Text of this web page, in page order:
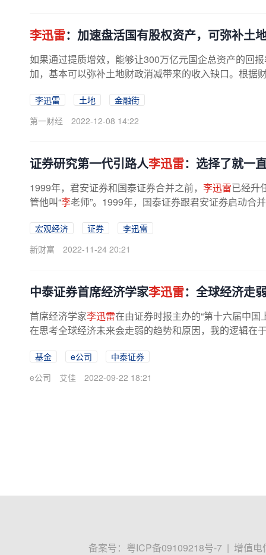
李迅雷：加速盘活国有股权资产，可弥补土
如果通过提质增效，能够让300万亿元国企总资产的回
加，基本可以弥补土地财政消减带来的收入缺口。根据
李迅雷 土地
金融街
第一财经
2022-12-08 14:22
证券研究第一代引路人李迅雷：选择了就一
1999年，君安证券和国泰证券合并之前， 李迅雷已经升
管他叫“李老师”。1999年，国泰证券跟君安证券启动合
宏观经济 证券
李迅雷
新财富
2022-11-24 20:21
中泰证券首席经济学家李迅雷：全球经济走
首席经济学家李迅雷在由证券时报主办的“第十六届中国
在思考全球经济未来会走弱的趋势和原因，我的逻辑在
基金 e公司
中泰证券
e公司
艾佳 2022-09-22 18:21
备案号： 粤ICP备09109218号-7 | 增值电